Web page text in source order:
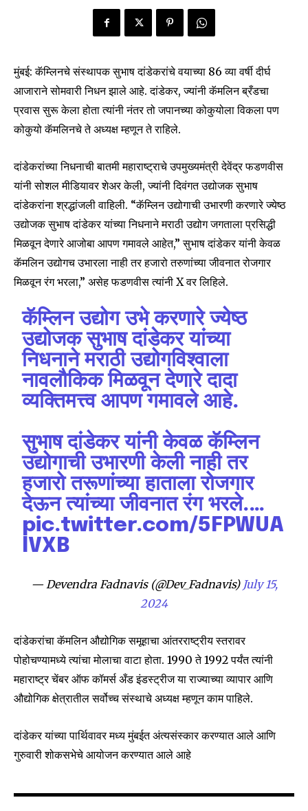
Join our community of
SUBSCRIBERS and be part of the
conversation.
or click the subscribe button below. Don't worry, we respect
your privacy and won't spam your inbox. Your information is
SUBSCRIBE
I've read and accept thePrivacy Policy.
6,300 32,111 75
मुंबई: कॅम्लिनचे संस्थापक सुभाष दांडेकरांचे वयाच्या 86 व्या वर्षी दीर्घ
आजाराने सोमवारी निधन झाले आहे. दांडेकर, ज्यांनी कॅमलिन ब्रँडचा
प्रवास सुरू केला होता त्यांनी नंतर तो जपानच्या कोकुयोला विकला पण
कोकुयो कॅमलिनचे ते अध्यक्ष म्हणून ते राहिले.
दांडेकरांच्या निधनाची बातमी महाराष्ट्राचे उपमुख्यमंत्री देवेंद्र फडणवीस
यांनी सोशल मीडियावर शेअर केली, ज्यांनी दिवंगत उद्योजक सुभाष
दांडेकरांना श्रद्धांजली वाहिली. “कॅम्लिन उद्योगाची उभारणी करणारे ज्येष्ठ
उद्योजक सुभाष दांडेकर यांच्या निधनाने मराठी उद्योग जगताला प्रसिद्धी
मिळवून देणारे आजोबा आपण गमावले आहेत,” सुभाष दांडेकर यांनी केवळ
कॅमलिन उद्योगच उभारला नाही तर हजारो तरुणांच्या जीवनात रोजगार
मिळवून रंग भरला,” असेह फडणवीस त्यांनी X वर लिहिले.
कॅम्लिन उद्योग उभे करणारे ज्येष्ठ
उद्योजक सुभाष दांडेकर यांच्या
निधनाने मराठी उद्योगविश्वाला
नावलौकिक मिळवून देणारे दादा
व्यक्तिमत्त्व आपण गमावले आहे.
सुभाष दांडेकर यांनी केवळ कॅम्लिन
उद्योगाची उभारणी केली नाही तर
हजारो तरूणांच्या हाताला रोजगार
देऊन त्यांच्या जीवनात रंग भरले.…
pic.twitter.com/5FPWUA
lVXB
— Devendra Fadnavis (@Dev_Fadnavis) July 15,
2024
दांडेकरांचा कॅमलिन औद्योगिक समूहाचा आंतरराष्ट्रीय स्तरावर
पोहोचण्यामध्ये त्यांचा मोलाचा वाटा होता. 1990 ते 1992 पर्यंत त्यांनी
महाराष्ट्र चेंबर ऑफ कॉमर्स अँड इंडस्ट्रीज या राज्याच्या व्यापार आणि
औद्योगिक क्षेत्रातील सर्वोच्च संस्थाचे अध्यक्ष म्हणून काम पाहिले.
दांडेकर यांच्या पार्थिवावर मध्य मुंबईत अंत्यसंस्कार करण्यात आले आणि
गुरुवारी शोकसभेचे आयोजन करण्यात आले आहे